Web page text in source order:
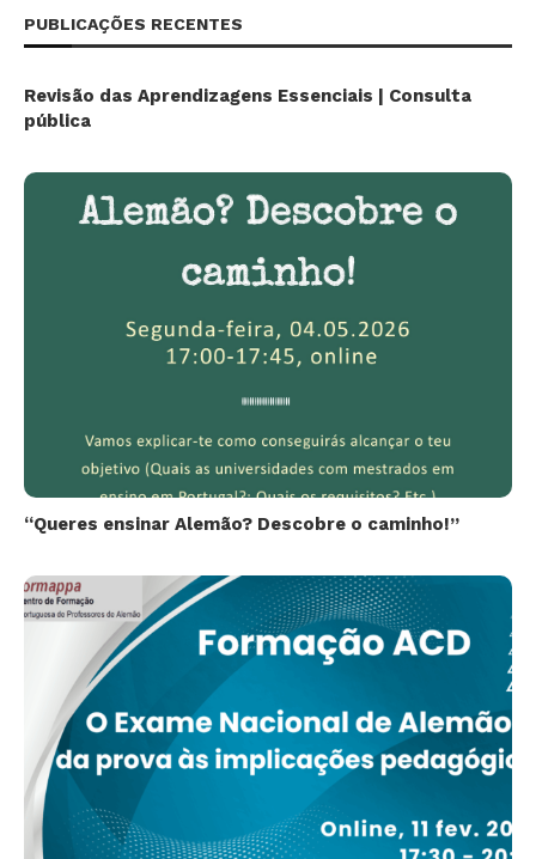
PUBLICAÇÕES RECENTES
Revisão das Aprendizagens Essenciais | Consulta
pública
“Queres ensinar Alemão? Descobre o caminho!”